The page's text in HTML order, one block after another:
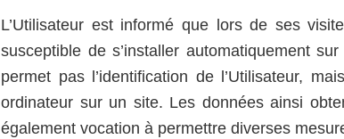
L’Utilisateur est informé que lors de ses
susceptible de s’installer automatiquement
permet pas l’identification de l’Utilisateur,
ordinateur sur un site. Les données ainsi
également vocation à permettre diverses